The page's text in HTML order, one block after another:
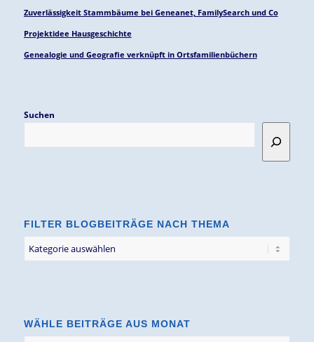
Zuverlässigkeit Stammbäume bei Geneanet, FamilySearch und Co
Projektidee Hausgeschichte
Genealogie und Geografie verknüpft in Ortsfamilienbüchern
Suchen
FILTER BLOGBEITRÄGE NACH THEMA
Blogbeiträge
WÄHLE BEITRÄGE AUS MONAT